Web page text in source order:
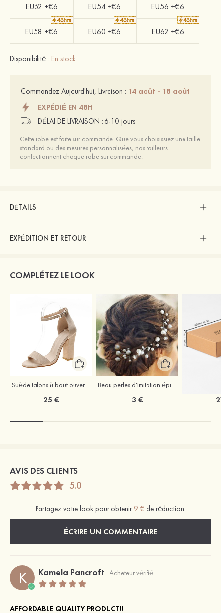
EU52 +€6 EU54 +€6 EU56 +€6
EU58 +€6 EU60 +€6 EU62 +€6
Disponibilité : En stock
Commandez Aujourd'hui, Livraison : 14 août - 18 août
EXPÉDIÉ EN 48H
DÉLAI DE LIVRAISON : 6-10 jours
Cette robe est faite sur commande. Que vous choisissiez une taille
standard ou des mesures personnalisées, nos tailleurs
confectionnent chaque robe sur commande.
DÉTAILS
EXPÉDITION ET RETOUR
COMPLÉTEZ LE LOOK
Suède talons à bout ouvert sandales talon bottier chaussures pour les soirées
25 €
Beau perles d'Imitation épingles à cheveux coiffe
3 €
AVIS DES CLIENTS
5.0
Partagez votre look pour obtenir 9 € de réduction.
ÉCRIRE UN COMMENTAIRE
K Kamela Pancroft Acheteur vérifié
AFFORDABLE QUALITY PRODUCT!!